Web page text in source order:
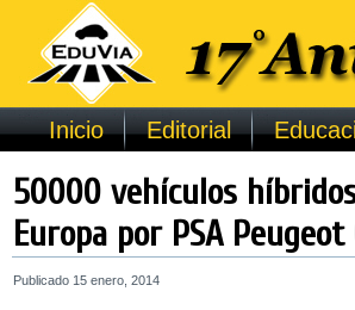
Inicio Editorial
50000 vehículos
Europa por PSA
Publicado 15 enero, 2014